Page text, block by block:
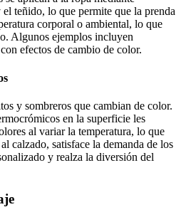
teñido, lo que permite que la prenda
corporal o ambiental, lo que
Algunos ejemplos incluyen
efectos de cambio de color.
y sombreros que cambian de color.
en la superficie les
al variar la temperatura, lo que
calzado, satisface la demanda de los
y realza la diversión del